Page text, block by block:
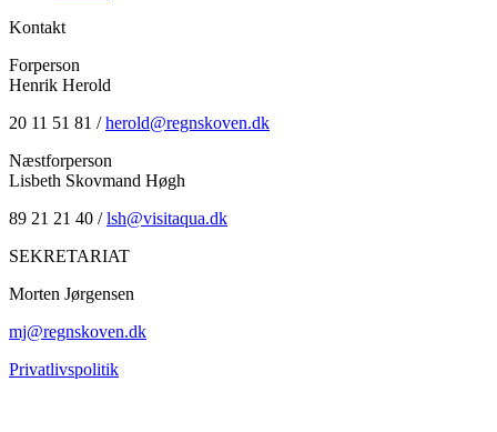
Kontakt
Forperson
Henrik Herold
20 11 51 81 /herold@regnskoven.dk
Næstforperson
Lisbeth Skovmand Høgh
89 21 21 40 /lsh@visitaqua.dk
SEKRETARIAT
Morten Jørgensen
mj@regnskoven.dk
Privatlivspolitik